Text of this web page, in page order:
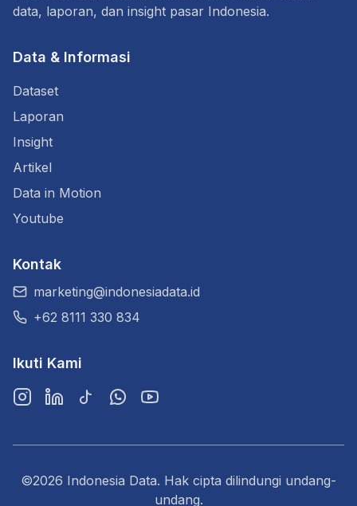
data, laporan, dan insight pasar Indonesia.
Data & Informasi
Dataset
Laporan
Insight
Artikel
Data in Motion
Youtube
Kontak
marketing@indonesiadata.id
+62 8111 330 834
Ikuti Kami
InstagramLinkedInTikTokWhatsAppYouTube
©2026 Indonesia Data. Hak cipta dilindungi undang-
undang.